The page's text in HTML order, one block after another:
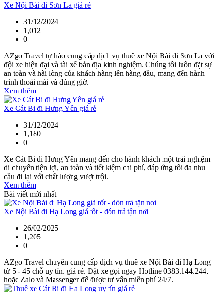
Xe Nội Bài đi Sơn La giá rẻ
31/12/2024
1,012
0
AZgo Travel tự hào cung cấp dịch vụ thuê xe Nội Bài đi Sơn La với
đội xe hiện đại và tài xế bản địa kinh nghiệm. Chúng tôi luôn đặt sự
an toàn và hài lòng của khách hàng lên hàng đầu, mang đến hành
trình thoải mái và đúng giờ.
Xem thêm
Xe Cát Bi đi Hưng Yên giá rẻ
31/12/2024
1,180
0
Xe Cát Bi đi Hưng Yên mang đến cho hành khách một trải nghiệm
di chuyển tiện lợi, an toàn và tiết kiệm chi phí, đáp ứng tối đa nhu
cầu đi lại với chất lượng vượt trội.
Xem thêm
Bài viết mới nhất
Xe Nội Bài đi Hạ Long giá tốt - đón trả tận nơi
26/02/2025
1,205
0
AZgo Travel chuyên cung cấp dịch vụ thuê xe Nội Bài đi Hạ Long
từ 5 - 45 chỗ uy tín, giá rẻ. Đặt xe gọi ngay Hotline 0383.144.244,
hoặc Zalo và Massenger để được tư vấn miễn phí 24/7.